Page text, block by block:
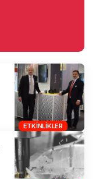
ETKINLIKLER